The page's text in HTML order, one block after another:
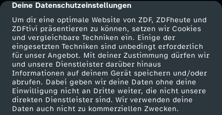
cmp-dialog-description
Deine Datenschutzeinstellungen
Um dir eine optimale Website von ZDF, ZDFheute und
ZDFtivi präsentieren zu können, setzen wir Cookies
und vergleichbare Techniken ein. Einige der
eingesetzten Techniken sind unbedingt erforderlich
für unser Angebot. Mit deiner Zustimmung dürfen wir
und unsere Dienstleister darüber hinaus
Informationen auf deinem Gerät speichern und/oder
abrufen. Dabei geben wir deine Daten ohne deine
Einwilligung nicht an Dritte weiter, die nicht unsere
direkten Dienstleister sind. Wir verwenden deine
Daten auch nicht zu kommerziellen Zwecken.
t
e
-
i
n
Mehr ZDF
ZDF-Apps
Smart TV
ZDFtext
Service
ZDFmitreden
Kontakt zum ZDF
Tickets